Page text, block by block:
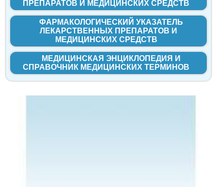
ПРЕПАРАТОВ И МЕДИЦИНСКИХ СРЕДСТВ
ФАРМАКОЛОГИЧЕСКИЙ УКАЗАТЕЛЬ
ЛЕКАРСТВЕННЫХ ПРЕПАРАТОВ И
МЕДИЦИНСКИХ СРЕДСТВ
МЕДИЦИНСКАЯ ЭНЦИКЛОПЕДИЯ И
СПРАВОЧНИК МЕДИЦИНСКИХ ТЕРМИНОВ